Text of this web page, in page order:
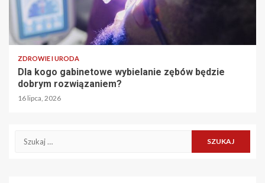
ZDROWIE I URODA
Dla kogo gabinetowe wybielanie zębów będzie
dobrym rozwiązaniem?
16 lipca, 2026
Szukaj: